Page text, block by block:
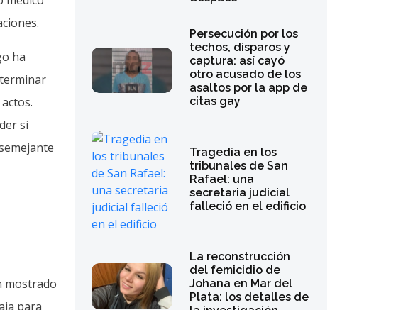
ha
si
mostrado
para
Persecución por los
techos, disparos y
captura: así cayó
otro acusado de los
asaltos por la app de
citas gay
Tragedia en los
tribunales de San
Rafael: una
secretaria judicial
falleció en el edificio
La reconstrucción
del femicidio de
Johana en Mar del
Plata: los detalles de